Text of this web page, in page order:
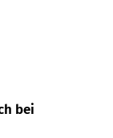
bei